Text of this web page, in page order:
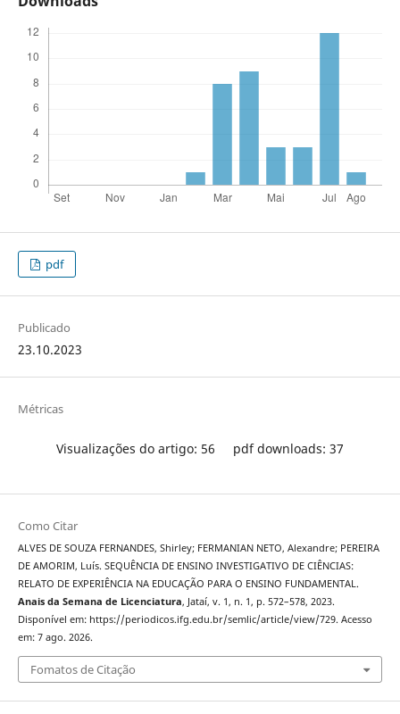
pdf
Publicado
23.10.2023
Métricas
Visualizações do artigo: 56 pdf downloads: 37
Como Citar
ALVES DE SOUZA FERNANDES, Shirley; FERMANIAN NETO, Alexandre; PEREIRA
DE AMORIM, Luís. SEQUÊNCIA DE ENSINO INVESTIGATIVO DE CIÊNCIAS:
RELATO DE EXPERIÊNCIA NA EDUCAÇÃO PARA O ENSINO FUNDAMENTAL.
Anais da Semana de Licenciatura, Jataí, v. 1, n. 1, p. 572–578, 2023.
Disponível em: https://periodicos.ifg.edu.br/semlic/article/view/729. Acesso
em: 7 ago. 2026.
Fomatos de Citação